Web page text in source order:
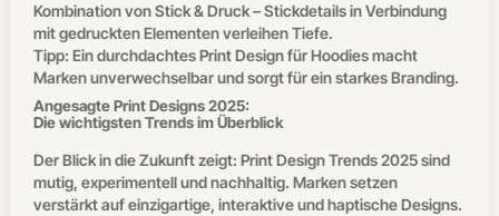
Kombination von Stick & Druck – Stickdetails in Verbindung
mit gedruckten Elementen verleihen Tiefe.
Tipp: Ein durchdachtes Print Design für Hoodies macht
Marken unverwechselbar und sorgt für ein starkes Branding.
Angesagte Print Designs 2025:
Die wichtigsten Trends im Überblick
Der Blick in die Zukunft zeigt: Print Design Trends 2025 sind
mutig, experimentell und nachhaltig. Marken setzen
verstärkt auf einzigartige, interaktive und haptische Designs.